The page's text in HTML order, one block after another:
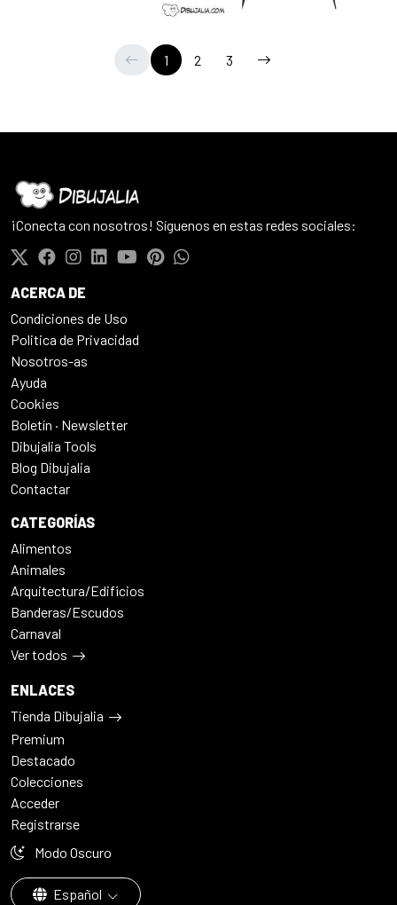
1 2 3
¡Conecta con nosotros! Síguenos en estas redes sociales:
ACERCA DE
Condiciones de Uso
Politica de Privacidad
Nosotros-as
Ayuda
Cookies
Boletín · Newsletter
Dibujalia Tools
Blog Dibujalia
Contactar
CATEGORÍAS
Alimentos
Animales
Arquitectura/Edificios
Banderas/Escudos
Carnaval
Ver todos
ENLACES
Tienda Dibujalia
Premium
Destacado
Colecciones
Acceder
Registrarse
Modo Oscuro
Español